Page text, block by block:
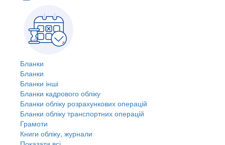
Бланки
Бланки
Бланки інші
Бланки кадрового обліку
Бланки обліку розрахункових операцій
Бланки обліку транспортних операцій
Грамоти
Книги обліку, журнали